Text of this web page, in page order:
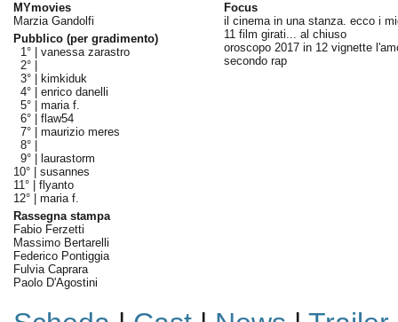
MYmovies
Marzia Gandolfi
Pubblico (per gradimento)
1° | vanessa zarastro
2° |
3° |
kimkiduk
4° | enrico danelli
5° | maria f.
6° | flaw54
7° | maurizio meres
8° |
9° |
laurastorm
10° | susannes
11° | flyanto
12° | maria f.
Rassegna stampa
Fabio Ferzetti
Massimo Bertarelli
Federico Pontiggia
Fulvia Caprara
Paolo D'Agostini
Focus
il cinema in una stanza. ecco i
11 film girati... al chiuso
oroscopo 2017 in 12 vignette
secondo rap